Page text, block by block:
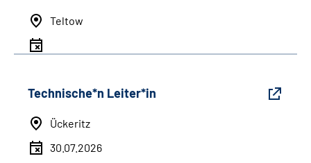
Teltow
Technische*n Leiter*in
Ückeritz
30.07.2026